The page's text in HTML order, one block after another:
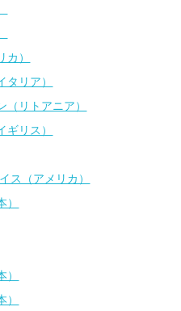
）
リア）
リトアニア）
リス）
ス（アメリカ）